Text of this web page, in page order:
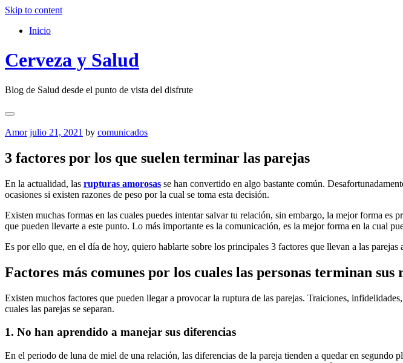
Skip to content
Inicio
Cerveza y Salud
Blog de Salud desde el punto de vista del disfrute
Amor julio 21, 2021 by comunicados
3 factores por los que suelen terminar las parejas
En la actualidad, las rupturas amorosas se han convertido en algo bastante común.
ocasiones si existen razones de peso por la cual se toma esta decisión.
Existen muchas formas en las cuales puedes intentar salvar tu relación, sin embargo, la mejor forma es
que pueden llevarte a este punto. Lo más importante es la comunicación, es la mejor forma en la cual
Es por ello que, en el día de hoy, quiero hablarte sobre los principales 3 factores que llevan a las parejas
Factores más comunes por los cuales las personas terminan sus
Existen muchos factores que pueden llegar a provocar la ruptura de las parejas. Traiciones,
cuales las parejas se separan.
1. No han aprendido a manejar sus diferencias
En el periodo de luna de miel de una relación, las diferencias de la pareja tienden a quedar en